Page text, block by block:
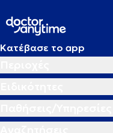
Κατέβασε το app